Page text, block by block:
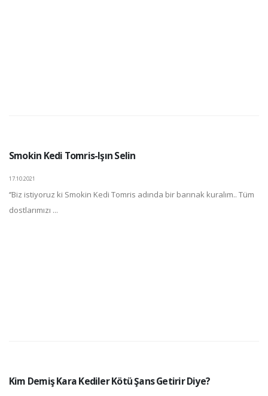
Smokin Kedi Tomris-Işın Selin
17.10.2021
‘’Biz istiyoruz ki Smokin Kedi Tomris adında bir barınak kuralım.. Tüm
dostlarımızı ...
Kim Demiş Kara Kediler Kötü Şans Getirir Diye?